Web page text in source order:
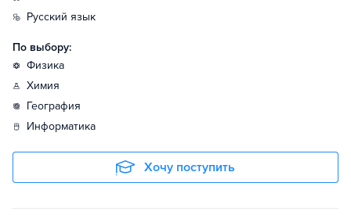
русский язык
По выбору:
физика
химия
география
информатика
Хочу поступить